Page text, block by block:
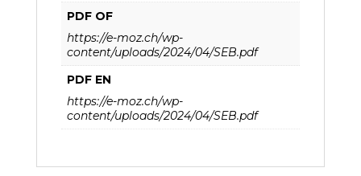
PDF OF
https://e-moz.ch/wp-
content/uploads/2024/04/SEB.pdf
PDF EN
https://e-moz.ch/wp-
content/uploads/2024/04/SEB.pdf